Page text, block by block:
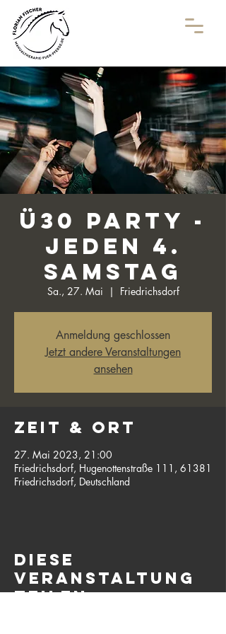
Ü30 Party -
Jeden 4.
Samstag
Sa., 27. Mai
  |
Friedrichsdorf
Anmeldung geschlossen
Jetzt andere Veranstaltungen
ansehen
Zeit & Ort
27. Mai 2023, 21:00
Friedrichsdorf, Hugenottenstraße 111, 61381
Friedrichsdorf, Deutschland
Diese
Veranstaltung
teilen